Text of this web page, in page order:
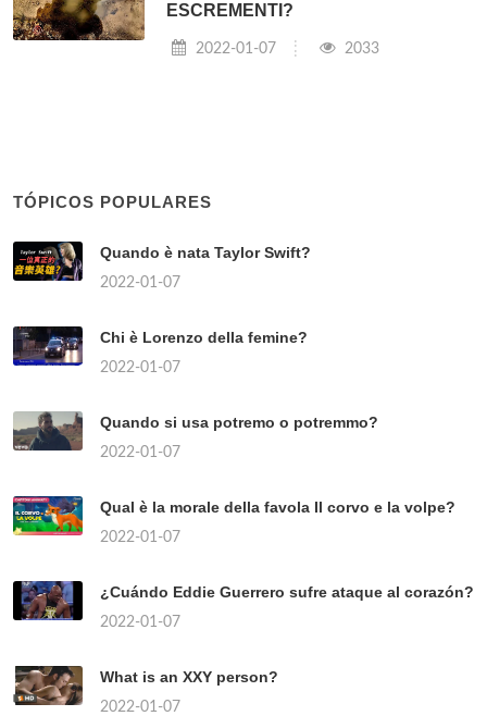
ESCREMENTI?
2022-01-07 2033
TÓPICOS POPULARES
Quando è nata Taylor Swift?
2022-01-07
Chi è Lorenzo della femine?
2022-01-07
Quando si usa potremo o potremmo?
2022-01-07
Qual è la morale della favola Il corvo e la volpe?
2022-01-07
¿Cuándo Eddie Guerrero sufre ataque al corazón?
2022-01-07
What is an XXY person?
2022-01-07